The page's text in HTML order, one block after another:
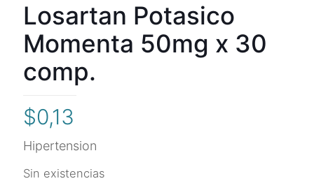
Losartan Potasico
Momenta 50mg x 30
comp.
$0,13
Hipertension
Sin existencias